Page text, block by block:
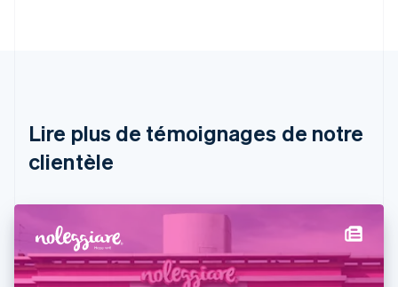
Lire plus de témoignages de notre
clientèle
Brésil
PortuguêsEnglish
Bulgarie
Chine continentale
简体中文English
Chypre
English